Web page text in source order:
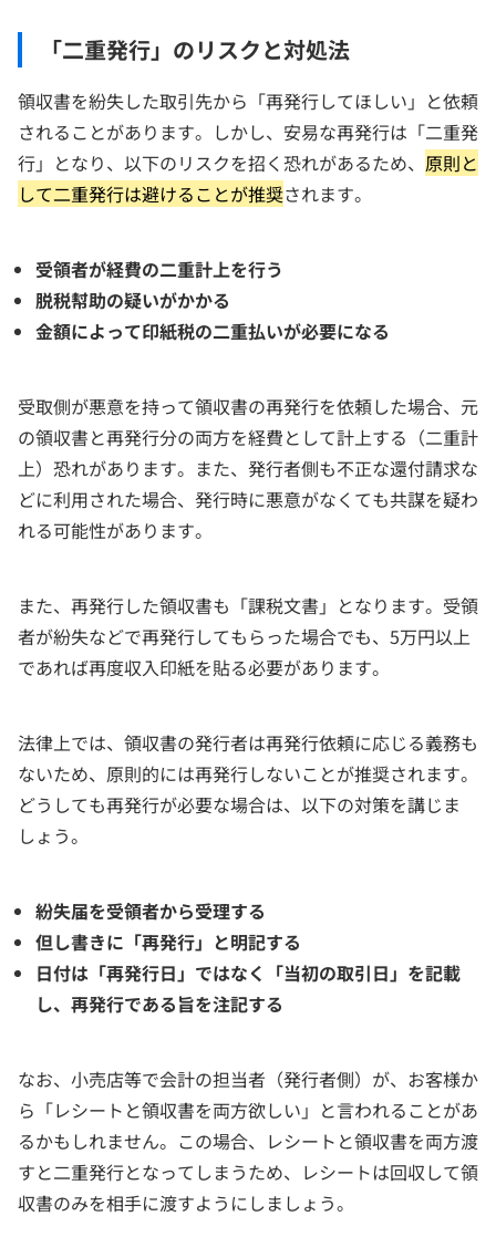
「二重発行」のリスクと対処法
領収書を紛失した取引先から「再発行してほしい」と依頼
されることがあります。しかし、安易な再発行は「二重発
行」となり、以下のリスクを招く恐れがあるため、 原則と
して二重発行は避けることが推奨されます。
受領者が経費の二重計上を行う
脱税幇助の疑いがかかる
金額によって印紙税の二重払いが必要になる
受取側が悪意を持って領収書の再発行を依頼した場合、元
の領収書と再発行分の両方を経費として計上する（二重計
上）恐れがあります。また、発行者側も不正な還付請求な
どに利用された場合、発行時に悪意がなくても共謀を疑わ
れる可能性があります。
また、再発行した領収書も「課税文書」となります。受領
者が紛失などで再発行してもらった場合でも、5万円以上
であれば再度収入印紙を貼る必要があります。
法律上では、領収書の発行者は再発行依頼に応じる義務も
ないため、原則的には再発行しないことが推奨されます。
どうしても再発行が必要な場合は、以下の対策を講じま
しょう。
紛失届を受領者から受理する
但し書きに「再発行」と明記する
日付は「再発行日」ではなく「当初の取引日」を記載
し、再発行である旨を注記する
なお、小売店等で会計の担当者（発行者側）が、お客様か
ら「レシートと領収書を両方欲しい」と言われることがあ
るかもしれません。この場合、レシートと領収書を両方渡
すと二重発行となってしまうため、レシートは回収して領
収書のみを相手に渡すようにしましょう。